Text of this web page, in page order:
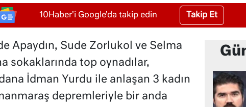
10Haber'i Google'da takip edin Takip Et
Apaydın, Sude Zorlukol ve Selma
sokaklarında top oynadılar,
İdman Yurdu ile anlaşan 3 kadın
depremleriyle bir anda